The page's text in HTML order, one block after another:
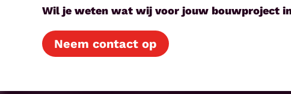
Wil je weten wat wij voor jouw bouwproject
Neem contact op